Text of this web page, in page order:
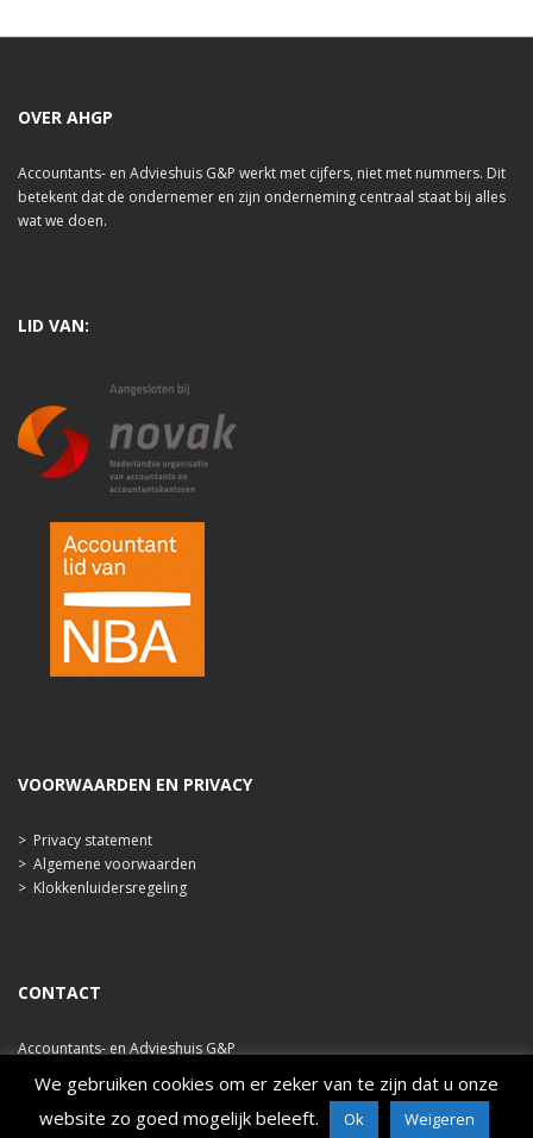
OVER AHGP
Accountants- en Advieshuis G&P werkt met cijfers, niet met nummers. Dit
betekent dat de ondernemer en zijn onderneming centraal staat bij alles
wat we doen.
LID VAN:
VOORWAARDEN EN PRIVACY
> Privacy statement
> Algemene voorwaarden
> Klokkenluidersregeling
CONTACT
Accountants- en Advieshuis G&P
Ooststraat 47b
4421 EA Kapelle
tel. 0113 348 786
We gebruiken cookies om er zeker van te zijn dat u onze
website zo goed mogelijk beleeft.
Ok Weigeren